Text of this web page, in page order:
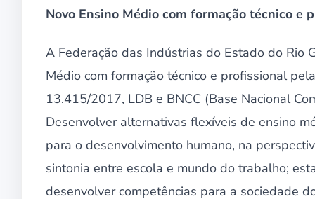
Novo Ensino Médio com formação técnico e
A Federação das Indústrias do Estado do Rio
Médio com formação técnico e profissional
13.415/2017, LDB e BNCC (Base Nacional
Desenvolver alternativas flexíveis de ensino
para o desenvolvimento humano, na
sintonia entre escola e mundo do trabalho;
desenvolver competências para a sociedade